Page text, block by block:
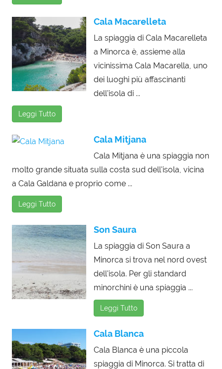
Cala Macarelleta
La spiaggia di Cala Macarelleta
a Minorca è, assieme alla
vicinissima Cala Macarella, uno
dei luoghi più affascinanti
dell'isola di ...
Leggi Tutto
Cala Mitjana
Cala Mitjana è una spiaggia non
molto grande situata sulla costa sud dell'isola, vicina
a Cala Galdana e proprio come ...
Leggi Tutto
Son Saura
La spiaggia di Son Saura a
Minorca si trova nel nord ovest
dell'isola. Per gli standard
minorchini è una spiaggia ...
Leggi Tutto
Cala Blanca
Cala Blanca è una piccola
spiaggia di Minorca. Si tratta di